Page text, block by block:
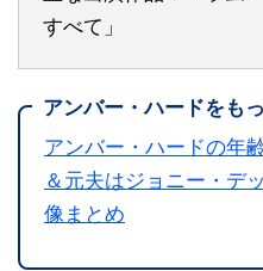
すべて」
アンバー・ハードをも
アンバー・ハードの年
＆元夫はジョニー・デ
像まとめ